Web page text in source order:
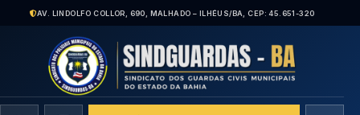
AV. LINDOLFO COLLOR, 690, MALHADO – ILHÉUS/BA, CEP: 45.651-320